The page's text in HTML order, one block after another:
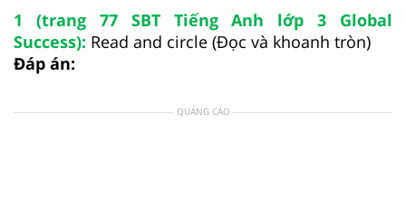
1 (trang 77 SBT Tiếng Anh lớp 3 Global
Success): Read and circle (Đọc và khoanh tròn)
Đáp án:
QUẢNG CÁO